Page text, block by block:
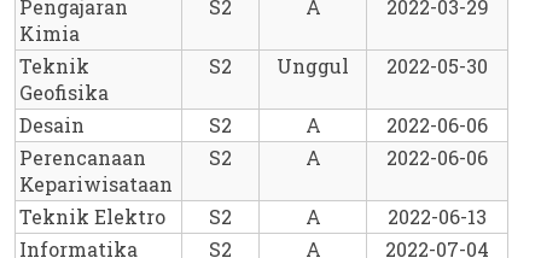
Pengajaran
Kimia
S2 A 2022-03-29
Teknik
Geofisika
S2 Unggul 2022-05-30
Desain S2 A
2022-06-06
Perencanaan
Kepariwisataan
S2 A 2022-06-06
Teknik Elektro S2 A
2022-06-13
Informatika
S2 A
2022-07-04